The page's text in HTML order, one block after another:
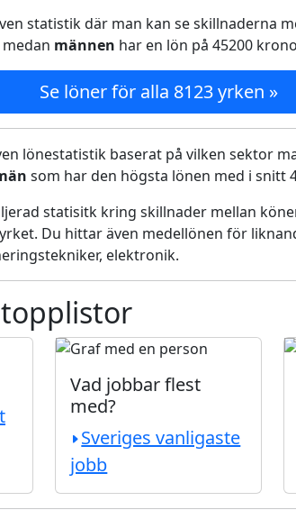
statistik där man kan se skillnaderna
männen har en lön på 45200
Se löner för alla 8123 yrken »
lönestatistik baserat på vilken sektor
som har den högsta lönen med i snitt
statisitk kring skillnader mellan
Du hittar även medellönen för
elektronik.
Vad jobbar flest
med?
Sveriges vanligaste
jobb